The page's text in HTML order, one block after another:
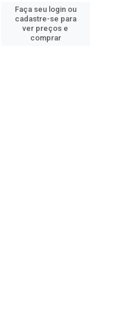
Faça seu login ou
cadastre-se para
ver preços e
comprar